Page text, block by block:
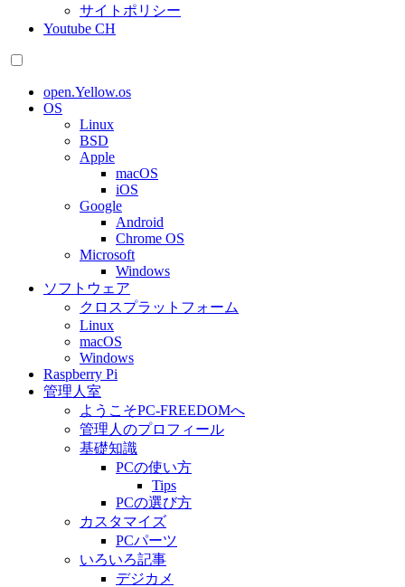
サイトポリシー
Youtube CH
open.Yellow.os
OS
Linux
BSD
Apple
macOS
iOS
Google
Android
Chrome OS
Microsoft
Windows
ソフトウェア
クロスプラットフォーム
Linux
macOS
Windows
Raspberry Pi
管理人室
ようこそPC-FREEDOMへ
管理人のプロフィール
基礎知識
PCの使い方
Tips
PCの選び方
カスタマイズ
PCパーツ
いろいろ記事
デジカメ